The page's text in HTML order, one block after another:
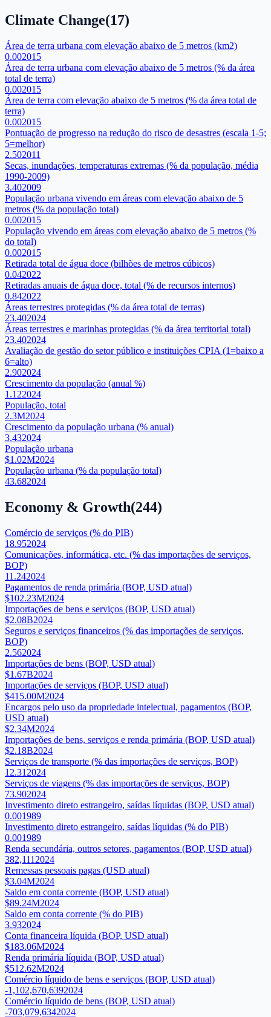
Climate Change(17)
Área de terra urbana com elevação abaixo de 5 metros (km2)
0.002015
Área de terra urbana com elevação abaixo de 5 metros (% da área
total de terra)
0.002015
Área de terra com elevação abaixo de 5 metros (% da área total de
terra)
0.002015
Pontuação de progresso na redução do risco de desastres (escala 1-5;
5=melhor)
2.502011
Secas, inundações, temperaturas extremas (% da população, média
1990-2009)
3.402009
População urbana vivendo em áreas com elevação abaixo de 5
metros (% da população total)
0.002015
População vivendo em áreas com elevação abaixo de 5 metros (%
do total)
0.002015
Retirada total de água doce (bilhões de metros cúbicos)
0.042022
Retiradas anuais de água doce, total (% de recursos internos)
0.842022
Áreas terrestres protegidas (% da área total de terras)
23.402024
Áreas terrestres e marinhas protegidas (% da área territorial total)
23.402024
Avaliação de gestão do setor público e instituições CPIA (1=baixo a
6=alto)
2.902024
Crescimento da população (anual %)
1.122024
População, total
2.3M2024
Crescimento da população urbana (% anual)
3.432024
População urbana
$1.02M2024
População urbana (% da população total)
43.682024
Economy & Growth(244)
Comércio de serviços (% do PIB)
18.952024
Comunicações, informática, etc. (% das importações de serviços,
BOP)
11.242024
Pagamentos de renda primária (BOP, USD atual)
$102.23M2024
Importações de bens e serviços (BOP, USD atual)
$2.08B2024
Seguros e serviços financeiros (% das importações de serviços,
BOP)
2.562024
Importações de bens (BOP, USD atual)
$1.67B2024
Importações de serviços (BOP, USD atual)
$415.00M2024
Encargos pelo uso da propriedade intelectual, pagamentos (BOP,
USD atual)
$2.34M2024
Importações de bens, serviços e renda primária (BOP, USD atual)
$2.18B2024
Serviços de transporte (% das importações de serviços, BOP)
12.31 2024
Serviços de viagens (% das importações de serviços, BOP)
73.902024
Investimento direto estrangeiro, saídas líquidas (BOP, USD atual)
0.001989
Investimento direto estrangeiro, saídas líquidas (% do PIB)
0.001989
Renda secundária, outros setores, pagamentos (BOP, USD atual)
382,111 2024
Remessas pessoais pagas (USD atual)
$3.04M2024
Saldo em conta corrente (BOP, USD atual)
$89.24M2024
Saldo em conta corrente (% do PIB)
3.932024
Conta financeira líquida (BOP, USD atual)
$183.06M2024
Renda primária líquida (BOP, USD atual)
$512.62M2024
Comércio líquido de bens e serviços (BOP, USD atual)
-1,102,670,6392024
Comércio líquido de bens (BOP, USD atual)
-703,079,6342024